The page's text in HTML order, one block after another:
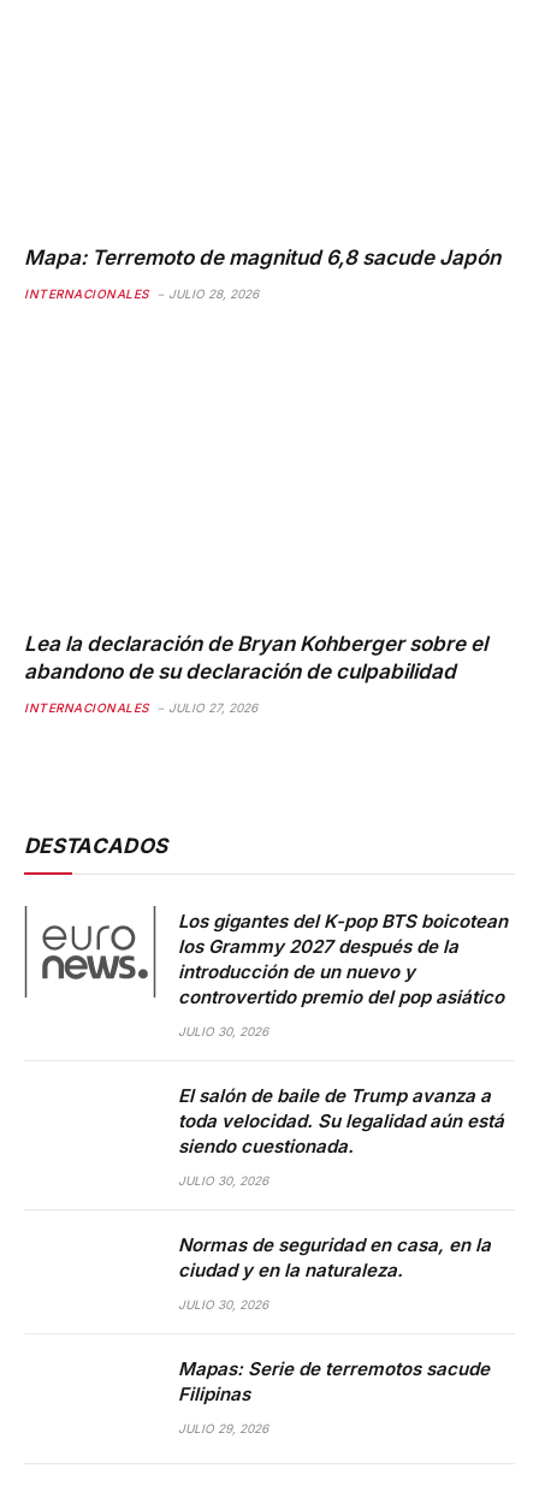
Mapa: Terremoto de magnitud 6,8 ​​sacude Japón
INTERNACIONALES JULIO 28, 2026
Lea la declaración de Bryan Kohberger sobre el
abandono de su declaración de culpabilidad
INTERNACIONALES JULIO 27, 2026
DESTACADOS
Los gigantes del K-pop BTS boicotean
los Grammy 2027 después de la
introducción de un nuevo y
controvertido premio del pop asiático
JULIO 30, 2026
El salón de baile de Trump avanza a
toda velocidad. Su legalidad aún está
siendo cuestionada.
JULIO 30, 2026
Normas de seguridad en casa, en la
ciudad y en la naturaleza.
JULIO 30, 2026
Mapas: Serie de terremotos sacude
Filipinas
JULIO 29, 2026